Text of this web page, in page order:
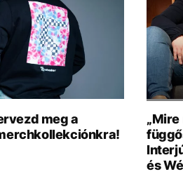
meg a
és